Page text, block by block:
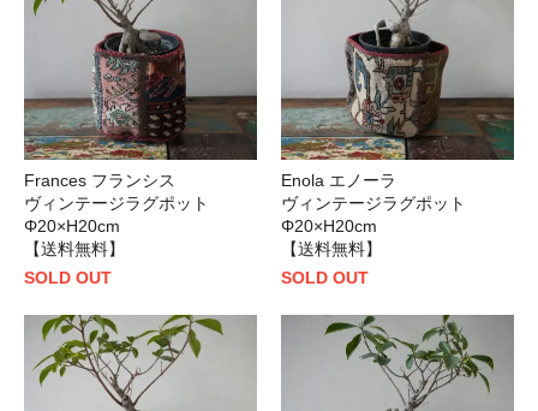
Frances フランシス
ヴィンテージラグポット
Φ20×H20cm
【送料無料】
SOLD OUT
Enola エノーラ
ヴィンテージラグポット
Φ20×H20cm
【送料無料】
SOLD OUT